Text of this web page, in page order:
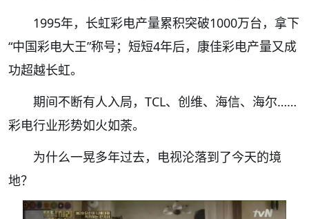
1995年，长虹彩电产量累积突破1000万台，拿下
“中国彩电大王”称号；短短4年后，康佳彩电产量又成
功超越长虹。
期间不断有人入局，TCL、创维、海信、海尔……
彩电行业形势如火如荼。
为什么一晃多年过去，电视沦落到了今天的境
地？